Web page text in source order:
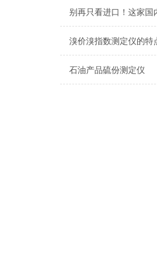
溴价溴指数测定仪的特
石油产品硫份测定仪